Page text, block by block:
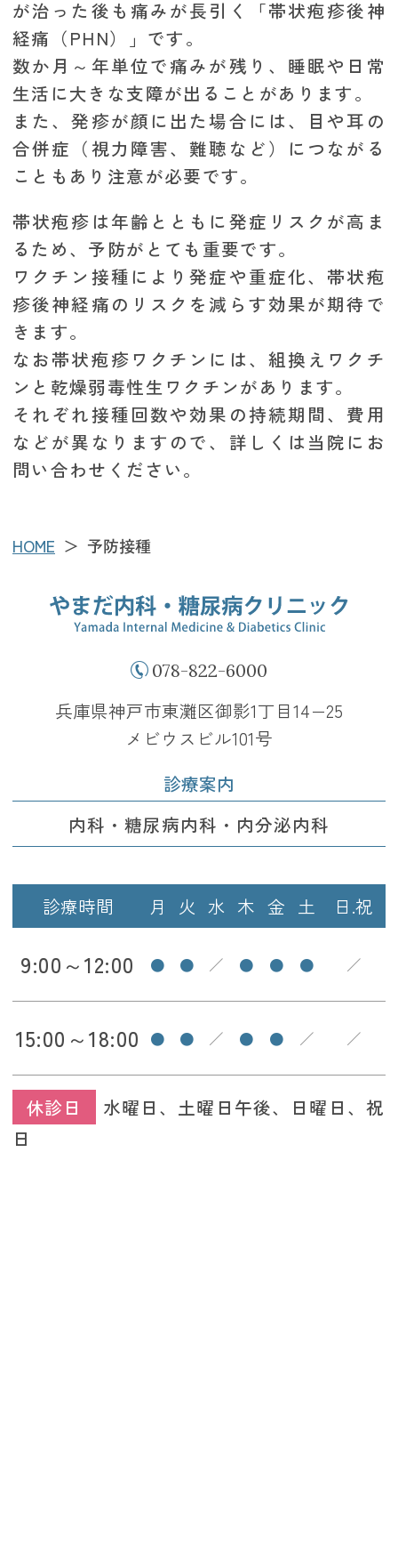
が治った後も痛みが長引く「帯状疱疹後神
経痛（PHN）」です。
数か月～年単位で痛みが残り、睡眠や日常
生活に大きな支障が出ることがあります。
また、発疹が顔に出た場合には、目や耳の
合併症（視力障害、難聴など）につながる
こともあり注意が必要です。
帯状疱疹は年齢とともに発症リスクが高ま
るため、予防がとても重要です。
ワクチン接種により発症や重症化、帯状疱
疹後神経痛のリスクを減らす効果が期待で
きます。
なお帯状疱疹ワクチンには、組換えワクチ
ンと乾燥弱毒性生ワクチンがあります。
それぞれ接種回数や効果の持続期間、費用
などが異なりますので、詳しくは当院にお
問い合わせください。
HOME 予防接種
078-822-6000
兵庫県神戸市東灘区御影1丁目14−25
メビウスビル101号
診療案内
内科・糖尿病内科・内分泌内科
休診日
水曜日、土曜日午後、日曜日、祝
日
診療時間 月 火 水 木 金 土 日.祝
9:00～12:00 ● ● ／ ● ● ● ／
15:00～18:00 ● ● ／ ● ● ／ ／